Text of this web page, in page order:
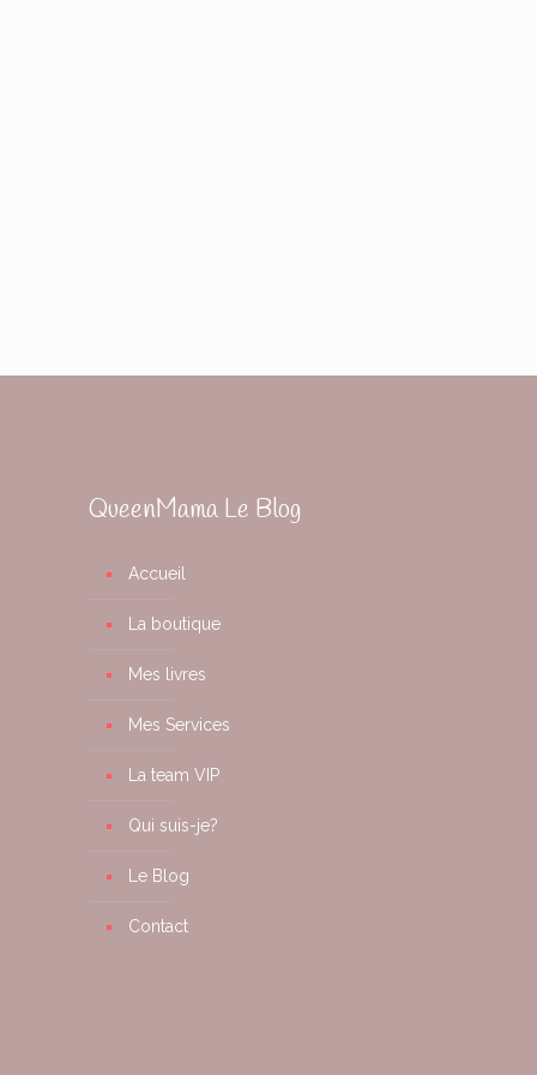
QueenMama Le Blog
Accueil
La boutique
Mes livres
Mes Services
La team VIP
Qui suis-je?
Le Blog
Contact